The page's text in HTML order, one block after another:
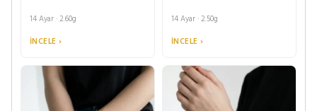
14 Ayar · 2.60g
İNCELE ›
14 Ayar · 2.50g
İNCELE ›